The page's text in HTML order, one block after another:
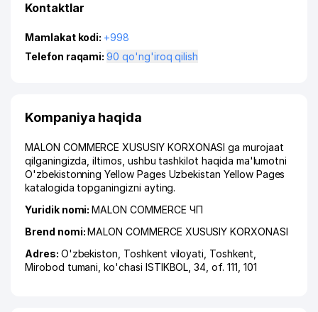
Kontaktlar
Mamlakat kodi: +998
Telefon raqami:
90 qo'ng'iroq qilish
Kompaniya haqida
MALON COMMERCE XUSUSIY KORXONASI ga murojaat
qilganingizda, iltimos, ushbu tashkilot haqida ma'lumotni
O'zbekistonning Yellow Pages Uzbekistan Yellow Pages
katalogida topganingizni ayting.
Yuridik nomi:MALON COMMERCE ЧП
Brend nomi:MALON COMMERCE XUSUSIY KORXONASI
Adres: O'zbekiston, Toshkent viloyati Toshkent
Mirobod tumani ,ko'chasi ISTIKBOL , 34, of. 111, 101